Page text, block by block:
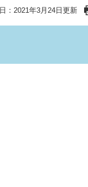
：2021年3月24日更新